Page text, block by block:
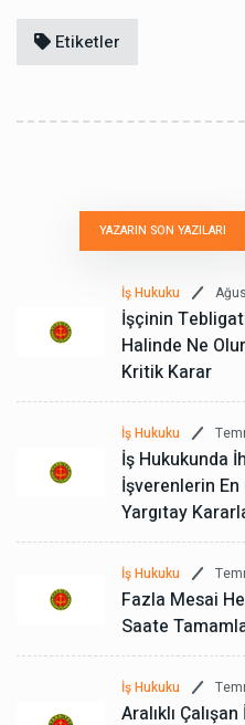
Etiketler
YAZARIN SON YAZILARI
İş Hukuku
İşçinin
Halinde Ne
Kritik Karar
İş Hukuku
İş Hukukunda
İşverenlerin En
Yargıtay
İş Hukuku
Fazla Mesai
Saate
İş Hukuku
Aralıklı